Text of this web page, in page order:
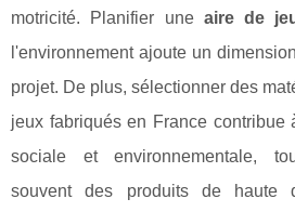
motricité. Planifier une aire de
l'environnement ajoute un
projet. De plus, sélectionner des
jeux fabriqués en France contribue
sociale et environnementale,
souvent des produits de haute